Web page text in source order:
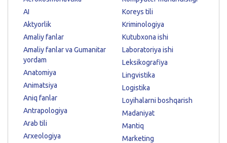
AI
Aktyorlik
Amaliy fanlar
Amaliy fanlar va Gumanitar
yordam
Anatomiya
Animatsiya
Aniq fanlar
Antrapologiya
Arab tili
Arxeologiya
Koreys tili
Kriminologiya
Kutubxona ishi
Laboratoriya ishi
Leksikografiya
Lingvistika
Logistika
Loyihalarni boshqarish
Madaniyat
Mantiq
Marketing